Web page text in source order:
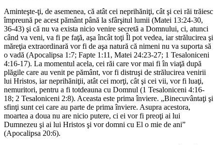
Aminteşte-ţi, de asemenea, că atât cei neprihăniţi, cât şi cei răi trăiesc
împreună pe acest pământ până la sfârşitul lumii (Matei 13:24-30,
36-43) şi că nu va exista nicio venire secretă a Domnului, ci, atunci
când va veni, va fi pe faţă, aşa încât toţi Îl pot vedea, iar strălucirea şi
măreţia extraordinară vor fi de aşa natură că nimeni nu va suporta să
o vadă (Apocalipsa 1:7; Fapte 1:11, Matei 24:23-27; 1 Tesaloniceni
4:16-17). La momentul acela, cei răi care vor mai fi în viaţă după
plăgile care au venit pe pământ, vor fi distruşi de strălucirea venirii
lui Hristos, iar neprihăniţii, atât cei morţi, cât şi cei vii, vor fi luaţi,
nemuritori, pentru a fi totdeauna cu Domnul (1 Tesaloniceni 4:16-
18; 2 Tesaloniceni 2:8). Aceasta este prima înviere. „Binecuvântaţi şi
sfinţi sunt cei care au parte de prima înviere. Asupra acestora,
moartea a doua nu are nicio putere, ci ei vor fi preoţi ai lui
Dumnezeu şi ai lui Hristos şi vor domni cu El o mie de ani”
(Apocalipsa 20:6).